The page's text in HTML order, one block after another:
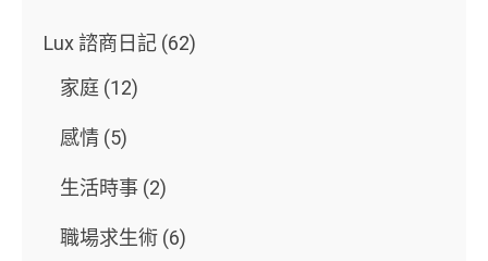
Lux 諮商日記 (62)
家庭 (12)
感情 (5)
生活時事 (2)
職場求生術 (6)